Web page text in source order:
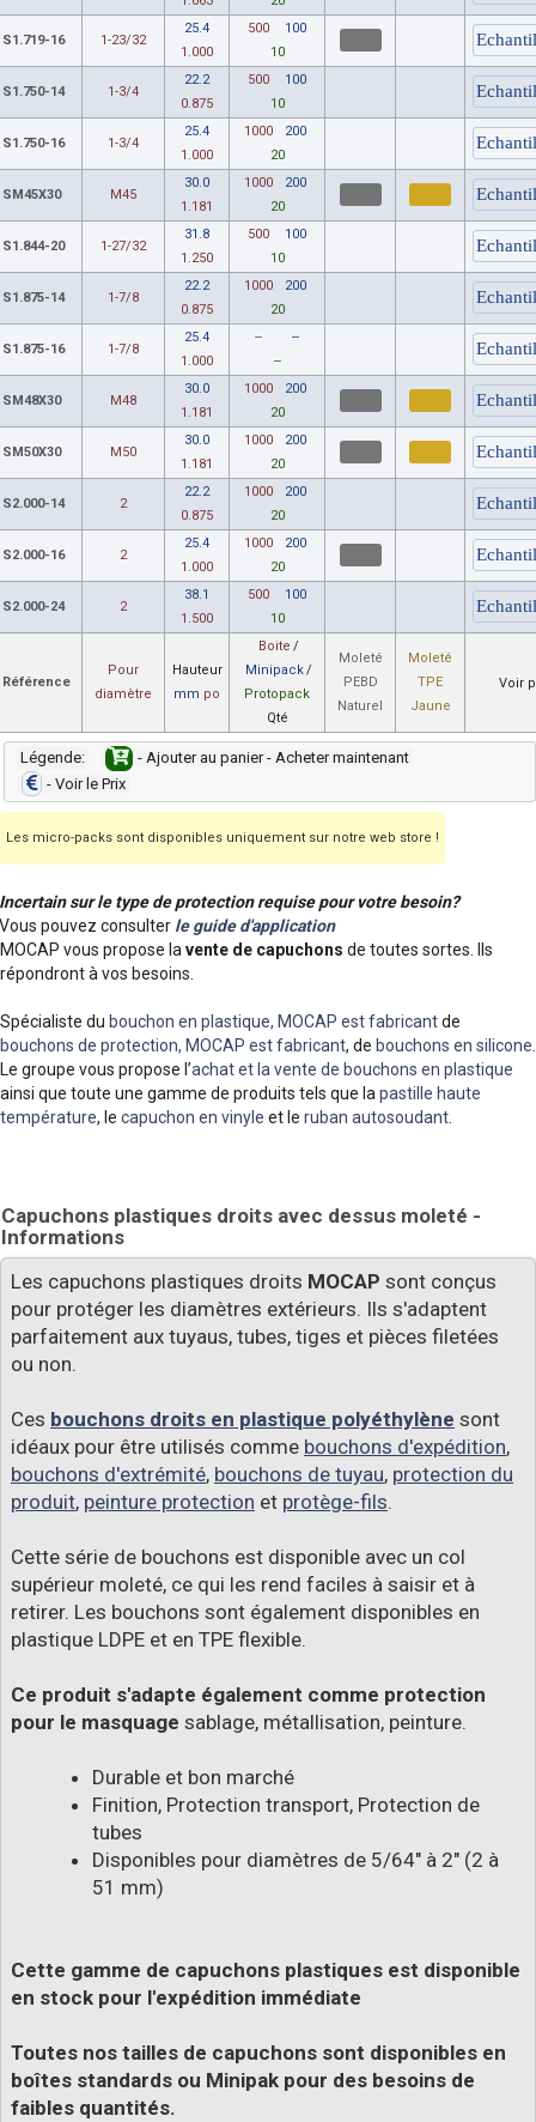
S1.719-16 1-23/32
25.4
1.000
500
100
10
S1.750-14 1-3/4
22.2
0.875
500
100
10
S1.750-16 1-3/4
25.4
1.000
1000
200
20
SM45X30 M45
30.0
1.181
1000
200
20
S1.844-20 1-27/32
31.8
1.250
500
100
10
S1.875-14 1-7/8
22.2
0.875
1000
200
20
S1.875-16 1-7/8
25.4
1.000
--
--
--
SM48X30 M48
30.0
1.181
1000
200
20
SM50X30 M50
30.0
1.181
1000
200
20
S2.000-14 2
22.2
0.875
1000
200
20
S2.000-16 2
25.4
1.000
1000
200
20
S2.000-24 2
38.1
1.500
500
100
10
Référence
Pour
diamètre
Hauteur
mm po
Boite /
Minipack/
Protopack
Qté
Moleté
PEBD
Naturel
Moleté
TPE
Jaune
Voir
Légende:
- Ajouter au panier - Acheter maintenant
- Voir le Prix
Les micro-packs sont disponibles uniquement sur notre web store !
Incertain sur le type de protection requise pour votre besoin?
Vous pouvez consulter le guide d'application
MOCAP vous propose lavente de capuchons de toutes sortes. Ils
répondront à vos besoins.
Spécialiste du bouchon en plastique, MOCAP est fabricantde
bouchons de protection, MOCAP est fabricant, de bouchons en silicone.
Le groupe vous propose l’achat et la vente de bouchons en plastique
ainsi que toute une gamme de produits tels que lapastille haute
température, le capuchon en vinyle et le ruban autosoudant.
Capuchons plastiques droits avec dessus moleté -
Informations
Les capuchons plastiques droits MOCAP sont conçus
pour protéger les diamètres extérieurs. Ils s'adaptent
parfaitement aux tuyaus, tubes, tiges et pièces filetées
ou non.
Ces bouchons droits en plastique polyéthylène sont
idéaux pour être utilisés comme bouchons d'expédition,
bouchons d'extrémité, bouchons de tuyau, protection du
produit, peinture protection et protège-fils.
Cette série de bouchons est disponible avec un col
supérieur moleté, ce qui les rend faciles à saisir et à
retirer. Les bouchons sont également disponibles en
plastique LDPE et en TPE flexible.
Ce produit s'adapte également comme protection
pour le masquage sablage, métallisation, peinture.
Durable et bon marché
Finition, Protection transport, Protection de
tubes
Disponibles pour diamètres de 5/64" à 2" (2 à
51 mm)
Cette gamme de capuchons plastiques est disponible
en stock pour l'expédition immédiate
Toutes nos tailles de capuchons sont disponibles en
boîtes standards ou Minipak pour des besoins de
faibles quantités.